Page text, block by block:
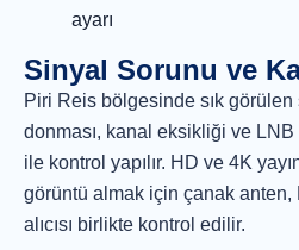
ayarı
Sinyal Sorunu ve
Piri Reis bölgesinde sık görülen
donması, kanal eksikliği ve LNB
ile kontrol yapılır. HD ve 4K
görüntü almak için çanak anten,
alıcısı birlikte kontrol edilir.